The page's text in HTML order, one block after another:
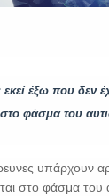
έξω που δεν
φάσμα του
υπάρχουν
στο φάσμα του